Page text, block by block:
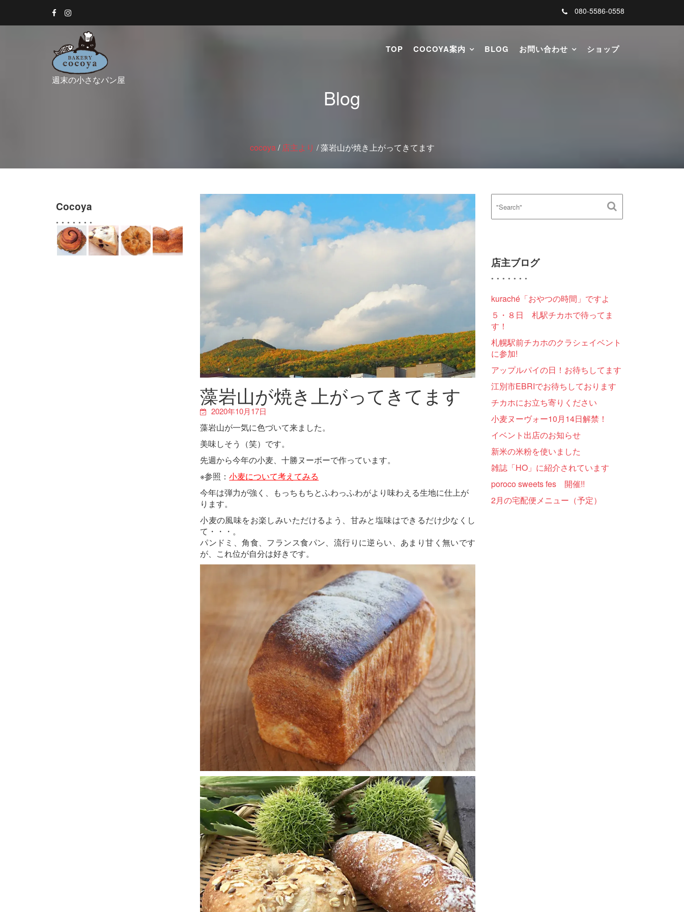
content
080-5586-0558
週末の小さなパン屋
TOP COCOYA案内 BLOG お問い合わせ ショップ
Blog
cocoya/ 店主より /藻岩山が焼き上がってきてます
藻岩山が焼き上がってきてます
2020年10月17日
藻岩山が一気に色づいて来ました。
美味しそう（笑）です。
先週から今年の小麦、十勝ヌーボーで作っています。
※参照：小麦について考えてみる
今年は弾力が強く、もっちもちとふわっふわがより味わえる生地に仕上が
ります。
小麦の風味をお楽しみいただけるよう、甘みと塩味はできるだけ少なくし
て・・・。
パンドミ、角食、フランス食パン、流行りに逆らい、あまり甘く無いです
が、これ位が自分は好きです。
Cocoya
店主ブログ
kuraché「おやつの時間」ですよ
５・８日 札駅チカホで待ってま
す！
札幌駅前チカホのクラシェイベント
に参加!
アップルパイの日！お待ちしてます
江別市EBRIでお待ちしております
チカホにお立ち寄りください
小麦ヌーヴォー10月14日解禁！
イベント出店のお知らせ
新米の米粉を使いました
雑誌「HO」に紹介されています
poroco sweets fes 開催!!
2月の宅配便メニュー（予定）